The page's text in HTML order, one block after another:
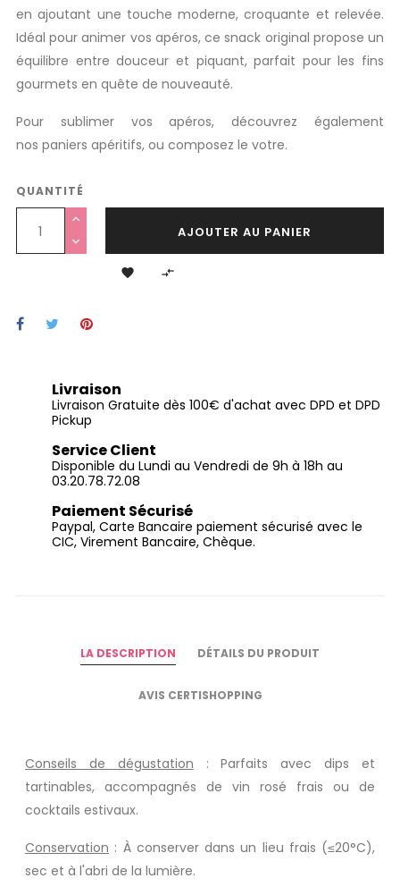
en ajoutant une touche moderne, croquante et relevée.
Idéal pour animer vos apéros, ce snack original propose un
équilibre entre douceur et piquant, parfait pour les fins
gourmets en quête de nouveauté.
Pour sublimer vos apéros, découvrez également
nos paniers apéritifs, ou composez le votre.
QUANTITÉ
AJOUTER AU PANIER
 
Livraison
Livraison Gratuite dès 100€ d'achat avec DPD et DPD
Pickup
Service Client
Disponible du Lundi au Vendredi de 9h à 18h au
03.20.78.72.08
Paiement Sécurisé
Paypal, Carte Bancaire paiement sécurisé avec le
CIC, Virement Bancaire, Chèque.
LA DESCRIPTION DÉTAILS DU PRODUIT
AVIS CERTISHOPPING
Conseils de dégustation : Parfaits avecdips et
tartinables, accompagnés de vin rosé frais ou de
cocktails estivaux.
Conservation : À conserver dans un lieu frais (≤20°C),
sec et à l'abri de la lumière.